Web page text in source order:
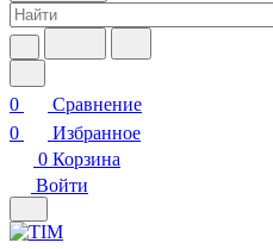
0
Сравнение
0
Избранное
0 Корзина
Войти